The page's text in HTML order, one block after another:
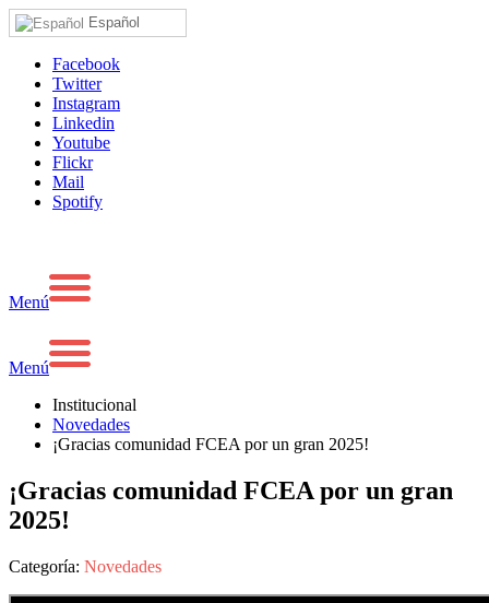
Español
Facebook
Twitter
Instagram
Linkedin
Youtube
Flickr
Mail
Spotify
Menú
Menú
Institucional
Novedades
¡Gracias comunidad FCEA por un gran 2025!
¡Gracias comunidad FCEA por un gran
2025!
Categoría: Novedades